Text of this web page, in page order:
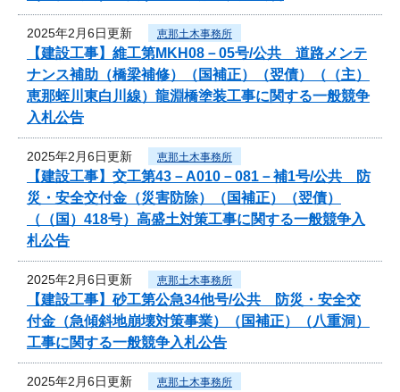
2025年2月6日更新 恵那土木事務所
【建設工事】維工第MKH08－05号/公共 道路メンテ
ナンス補助（橋梁補修）（国補正）（翌債）（（主）
恵那蛭川東白川線）龍淵橋塗装工事に関する一般競争
入札公告
2025年2月6日更新 恵那土木事務所
【建設工事】交工第43－A010－081－補1号/公共 防
災・安全交付金（災害防除）（国補正）（翌債）
（（国）418号）高盛土対策工事に関する一般競争入
札公告
2025年2月6日更新 恵那土木事務所
【建設工事】砂工第公急34他号/公共 防災・安全交
付金（急傾斜地崩壊対策事業）（国補正）（八重洞）
工事に関する一般競争入札公告
2025年2月6日更新 恵那土木事務所